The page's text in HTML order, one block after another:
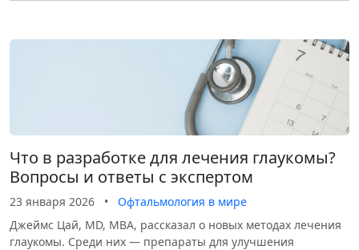
Что в разработке для лечения глаукомы?
Вопросы и ответы с экспертом
23 января 2026 •
Офтальмология в мире
Джеймс Цай, MD, MBA, рассказал о новых методах лечения
глаукомы. Среди них — препараты для улучшения